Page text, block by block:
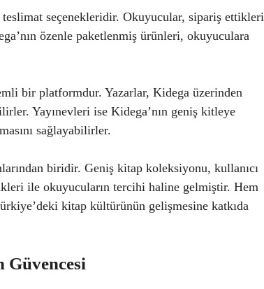
seçenekleridir. Okuyucular, sipariş ettikleri
özenle paketlenmiş ürünleri, okuyuculara
bir platformdur. Yazarlar, Kidega üzerinden
Yayınevleri ise Kidega’nın geniş kitleye
sağlayabilirler.
biridir. Geniş kitap koleksiyonu, kullanıcı
ile okuyucuların tercihi haline gelmiştir. Hem
kitap kültürünün gelişmesine katkıda
Güvencesi